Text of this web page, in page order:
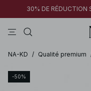
30% DE RÉDUCTION
NA-KD / Qualité premium
-50%